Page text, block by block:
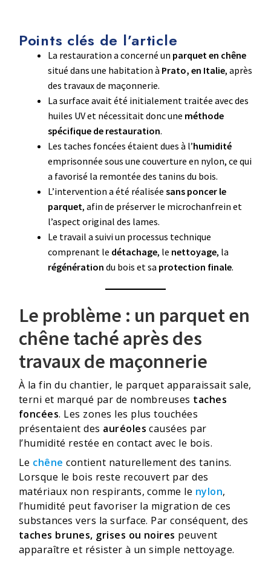
Points clés de l’article
La restauration a concerné un parquet en chêne
situé dans une habitation à Prato, en Italie, après
des travaux de maçonnerie.
La surface avait été initialement traitée avec des
huiles UV et nécessitait donc une méthode
spécifique de restauration.
Les taches foncées étaient dues à l’humidité
emprisonnée sous une couverture en nylon, ce qui
a favorisé la remontée des tanins du bois.
L’intervention a été réalisée sans poncer le
parquet, afin de préserver le microchanfrein et
l’aspect original des lames.
Le travail a suivi un processus technique
comprenant le détachage, le nettoyage, la
régénération du bois et sa protection finale.
Le problème : un parquet en
chêne taché après des
travaux de maçonnerie
À la fin du chantier, le parquet apparaissait sale,
terni et marqué par de nombreuses taches
foncées. Les zones les plus touchées
présentaient des auréoles causées par
l’humidité restée en contact avec le bois.
Le chêne contient naturellement des tanins.
Lorsque le bois reste recouvert par des
matériaux non respirants, comme le nylon,
l’humidité peut favoriser la migration de ces
substances vers la surface. Par conséquent, des
taches brunes, grises ou noires peuvent
apparaître et résister à un simple nettoyage.